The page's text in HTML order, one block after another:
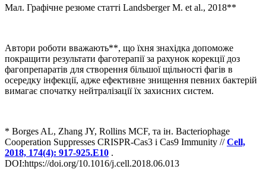
Мал. Графічне резюме статті Landsberger M. et al., 2018**
Автори роботи вважають**, що їхня знахідка допоможе
покращити результати фаготерапії за рахунок корекції доз
фагопрепаратів для створення більшої щільності фагів в
осередку інфекції, адже ефективне знищення певних бактерій
вимагає спочатку нейтралізації їх захисних систем.
* Borges AL, Zhang JY, Rollins MCF, та ін. Bacteriophage
Cooperation Suppresses CRISPR-Cas3 і Cas9 Immunity //Cell,
2018, 174(4): 917-925.E10 .
DOI:https://doi.org/10.1016/j.cell.2018.06.013